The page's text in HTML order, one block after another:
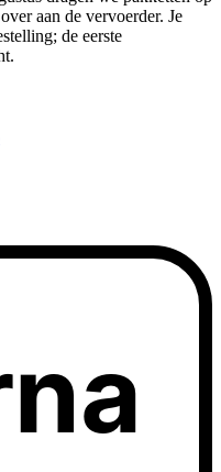
aan de vervoerder. Je
de eerste